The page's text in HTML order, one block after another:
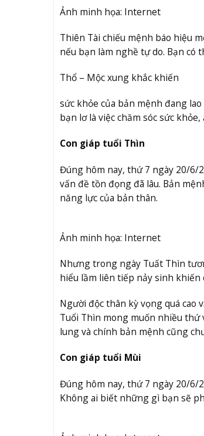
Ảnh minh họa: Internet
Thiên Tài chiếu mệnh báo hiệu
nếu bạn làm nghề tự do. Bạn có
Thổ – Mộc xung khắc khiến
sức khỏe của bản mệnh đang
bạn lơ là việc chăm sóc sức
Con giáp tuổi Thìn
Đúng hôm nay, thứ 7 ngày 20/6/
vấn đề tồn đọng đã lâu. Bản
năng lực của bản thân.
Ảnh minh họa: Internet
Nhưng trong ngày Tuất Thìn
hiểu lầm liên tiếp nảy sinh khiến
Người độc thân kỳ vọng quá cao
Tuổi Thìn mong muốn nhiều thứ
lung và chính bản mệnh cũng
Con giáp tuổi Mùi
Đúng hôm nay, thứ 7 ngày 20/6/
Không ai biết những gì bạn sẽ